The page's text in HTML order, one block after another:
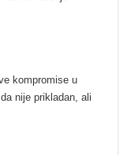
kompromise u
nije prikladan, ali